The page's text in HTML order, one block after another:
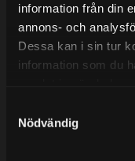
information från din
annons- och
Dessa kan i sin tur
information som du
Nödvändig
BLOG
KONTAKTA OSS